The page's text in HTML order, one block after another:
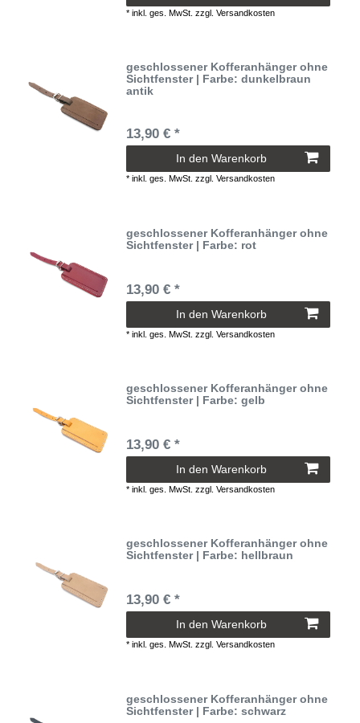
*inkl. ges. MwSt. zzgl.Versandkosten
geschlossener Kofferanhänger ohne
Sichtfenster | Farbe: dunkelbraun
antik
13,90 € *
In den Warenkorb
*inkl. ges. MwSt. zzgl.Versandkosten
geschlossener Kofferanhänger ohne
Sichtfenster | Farbe: rot
13,90 € *
In den Warenkorb
*inkl. ges. MwSt. zzgl.Versandkosten
geschlossener Kofferanhänger ohne
Sichtfenster | Farbe: gelb
13,90 € *
In den Warenkorb
*inkl. ges. MwSt. zzgl.Versandkosten
geschlossener Kofferanhänger ohne
Sichtfenster | Farbe: hellbraun
13,90 € *
In den Warenkorb
*inkl. ges. MwSt. zzgl.Versandkosten
geschlossener Kofferanhänger ohne
Sichtfenster | Farbe: schwarz